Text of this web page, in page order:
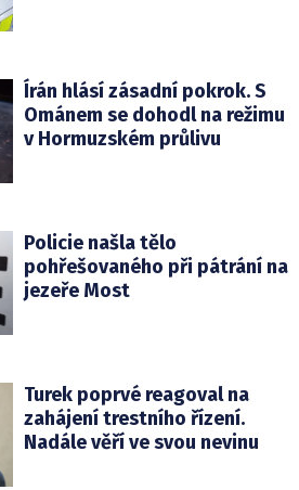
Írán hlásí zásadní pokrok. S
Ománem se dohodl na režimu
v Hormuzském průlivu
Policie našla tělo
pohřešovaného při pátrání na
jezeře Most
Turek poprvé reagoval na
zahájení trestního řízení.
Nadále věří ve svou nevinu